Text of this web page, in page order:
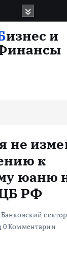
и
не
к
юаню
РФ
Банковский сектор
0 Комментарии